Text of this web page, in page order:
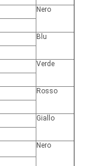
Nero
Blu
Verde
Rosso
Giallo
Nero